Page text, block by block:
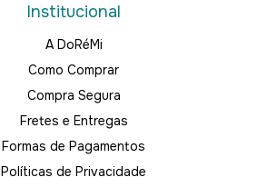
Institucional
A DoRéMi
Como Comprar
Compra Segura
Fretes e Entregas
Formas de Pagamentos
Políticas de Privacidade